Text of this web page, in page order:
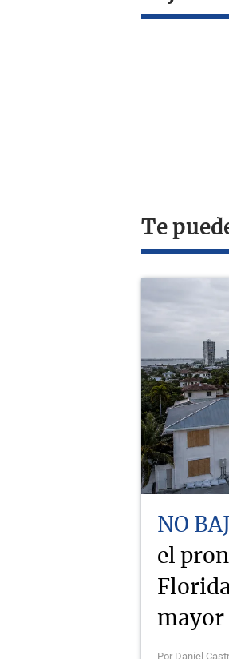
Te
NO
el
mayor
Por Daniel